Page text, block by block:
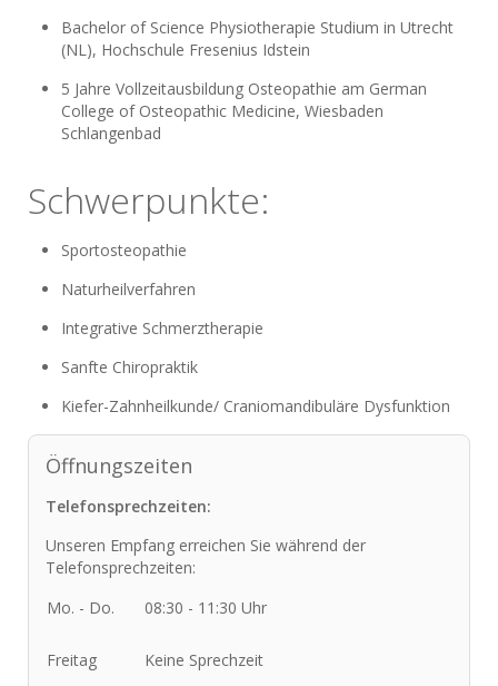
Bachelor of Science Physiotherapie Studium in Utrecht
(NL), Hochschule Fresenius Idstein
5 Jahre Vollzeitausbildung Osteopathie am German
College of Osteopathic Medicine, Wiesbaden
Schlangenbad
Schwerpunkte:
Sportosteopathie
Naturheilverfahren
Integrative Schmerztherapie
Sanfte Chiropraktik
Kiefer-Zahnheilkunde/ Craniomandibuläre Dysfunktion
Öffnungszeiten
Telefonsprechzeiten:
Unseren Empfang erreichen Sie während der
Telefonsprechzeiten:
Mo. - Do.
08:30 - 11:30 Uhr
Freitag Keine Sprechzeit